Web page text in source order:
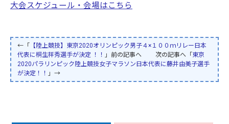
大会スケジュール・会場はこちら
←「 【陸上競技】東京2020オリンピック男子４×１００ｍリレー日本
代表に桐生祥秀選手が決定 ！！ 」前の記事へ 次の記事へ「東京
2020パラリンピック陸上競技女子マラソン日本代表に藤井由美子選手
が決定！！ 」→